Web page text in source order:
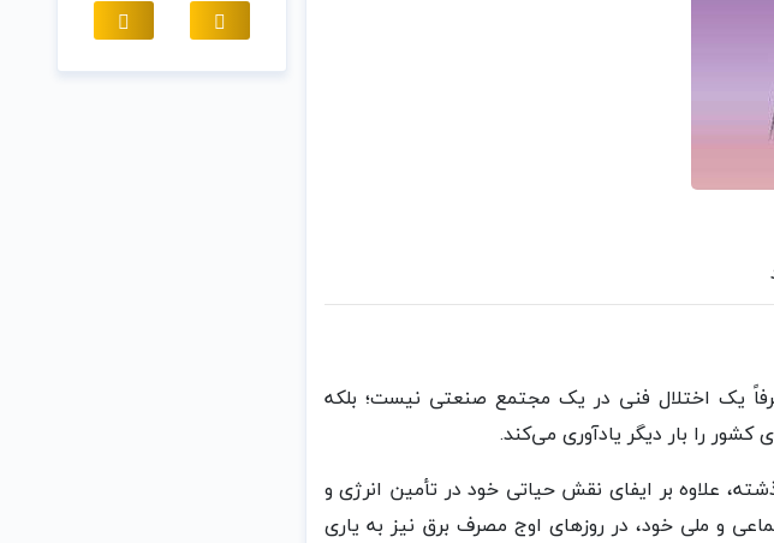
یک اختلال فنی در یک مجتمع صنعتی نیست؛ بلکه
را بار دیگر یادآوری می‌کند.
گذشته، علاوه بر ایفای نقش حیاتی خود در تأمین انرژی و
و ملی خود، در روزهای اوج مصرف برق نیز به یاری